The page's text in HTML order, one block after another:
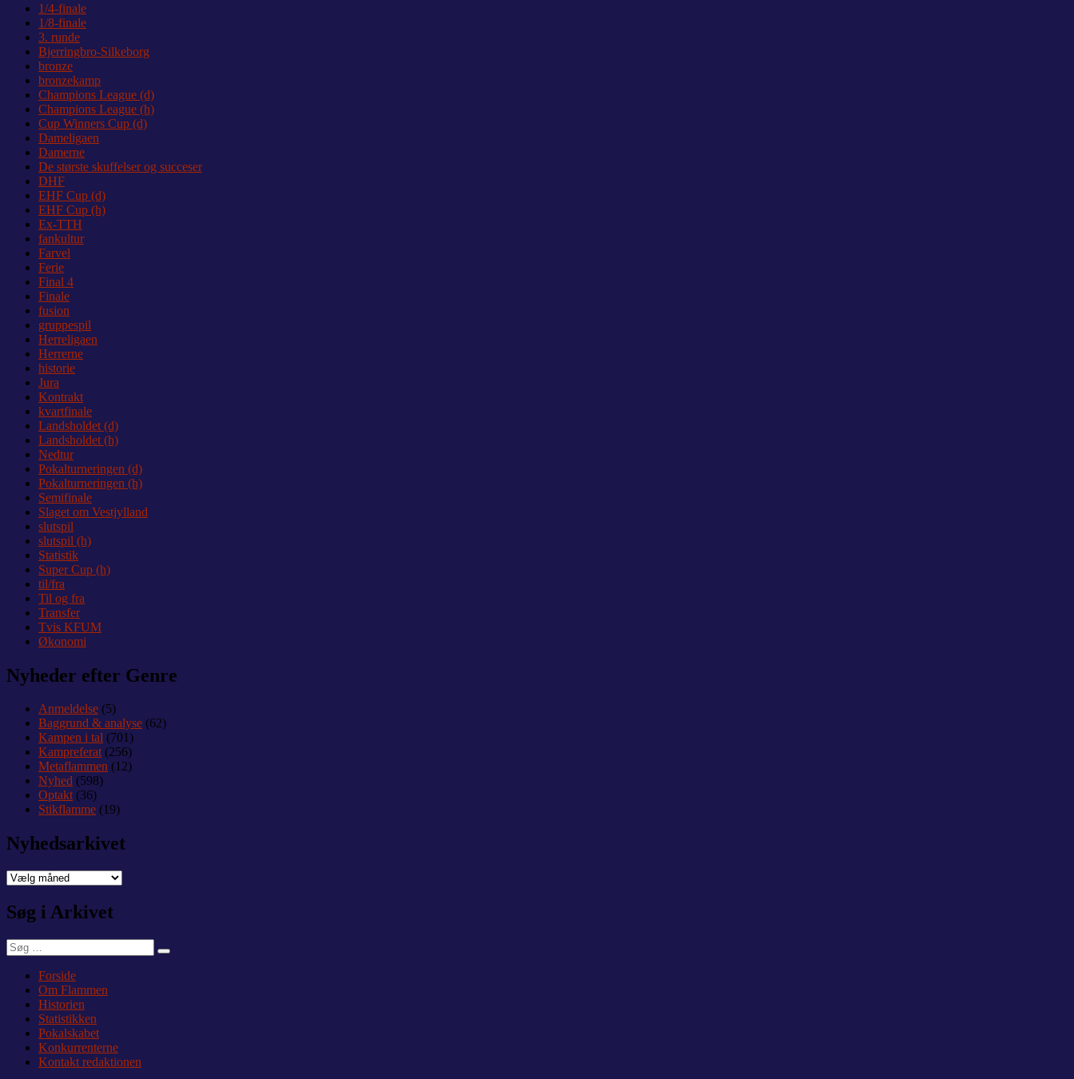
1/4-finale
1/8-finale
3. runde
Bjerringbro-Silkeborg
bronze
bronzekamp
Champions League (d)
Champions League (h)
Cup Winners Cup (d)
Dameligaen
Damerne
De største skuffelser og succeser
DHF
EHF Cup (d)
EHF Cup (h)
Ex-TTH
fankultur
Farvel
Ferie
Final 4
Finale
fusion
gruppespil
Herreligaen
Herrerne
historie
Jura
Kontrakt
kvartfinale
Landsholdet (d)
Landsholdet (h)
Nedtur
Pokalturneringen (d)
Pokalturneringen (h)
Semifinale
Slaget om Vestjylland
slutspil
slutspil (h)
Statistik
Super Cup (h)
til/fra
Til og fra
Transfer
Tvis KFUM
Økonomi
Nyheder efter Genre
Anmeldelse (5)
Baggrund & analyse (62)
Kampen i tal (701)
Kampreferat(256)
Metaflammen (12)
Nyhed (598)
Optakt(36)
Stikflamme (19)
Nyhedsarkivet
Nyhedsarkivet
Søg i Arkivet
Søg
efter:
Søg
Forside
Om Flammen
Historien
Statistikken
Pokalskabet
Konkurrenterne
Kontakt redaktionen